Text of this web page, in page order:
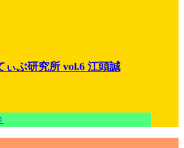
ぃぶ研究所 vol.6 江頭誠